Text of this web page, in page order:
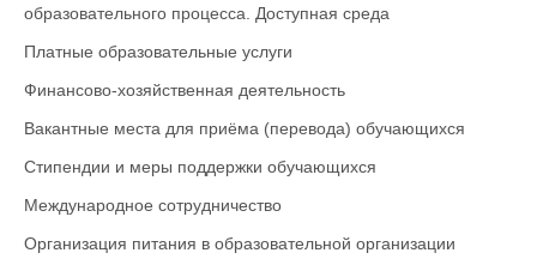
образовательного процесса. Доступная среда
Платные образовательные услуги
Финансово-хозяйственная деятельность
Вакантные места для приёма (перевода) обучающихся
Стипендии и меры поддержки обучающихся
Международное сотрудничество
Организация питания в образовательной организации